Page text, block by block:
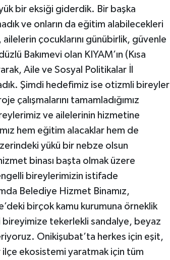
bir eksiği giderdik. Bir başka
ve onların da eğitim alabilecekleri
çocuklarını günübirlik, güvenle
Bakımevi olan KIYAM’ın (Kısa
Aile ve Sosyal Politikalar İl
Şimdi hedefimiz ise otizmli bireyler
çalışmalarını tamamladığımız
ve ailelerinin hizmetine
hem eğitim alacaklar hem de
yükü bir nebze olsun
binası başta olmak üzere
bireylerimizin istifade
Belediye Hizmet Binamız,
birçok kamu kurumuna örneklik
tekerlekli sandalye, beyaz
Onikişubat’ta herkes için eşit,
ekosistemi yaratmak için tüm